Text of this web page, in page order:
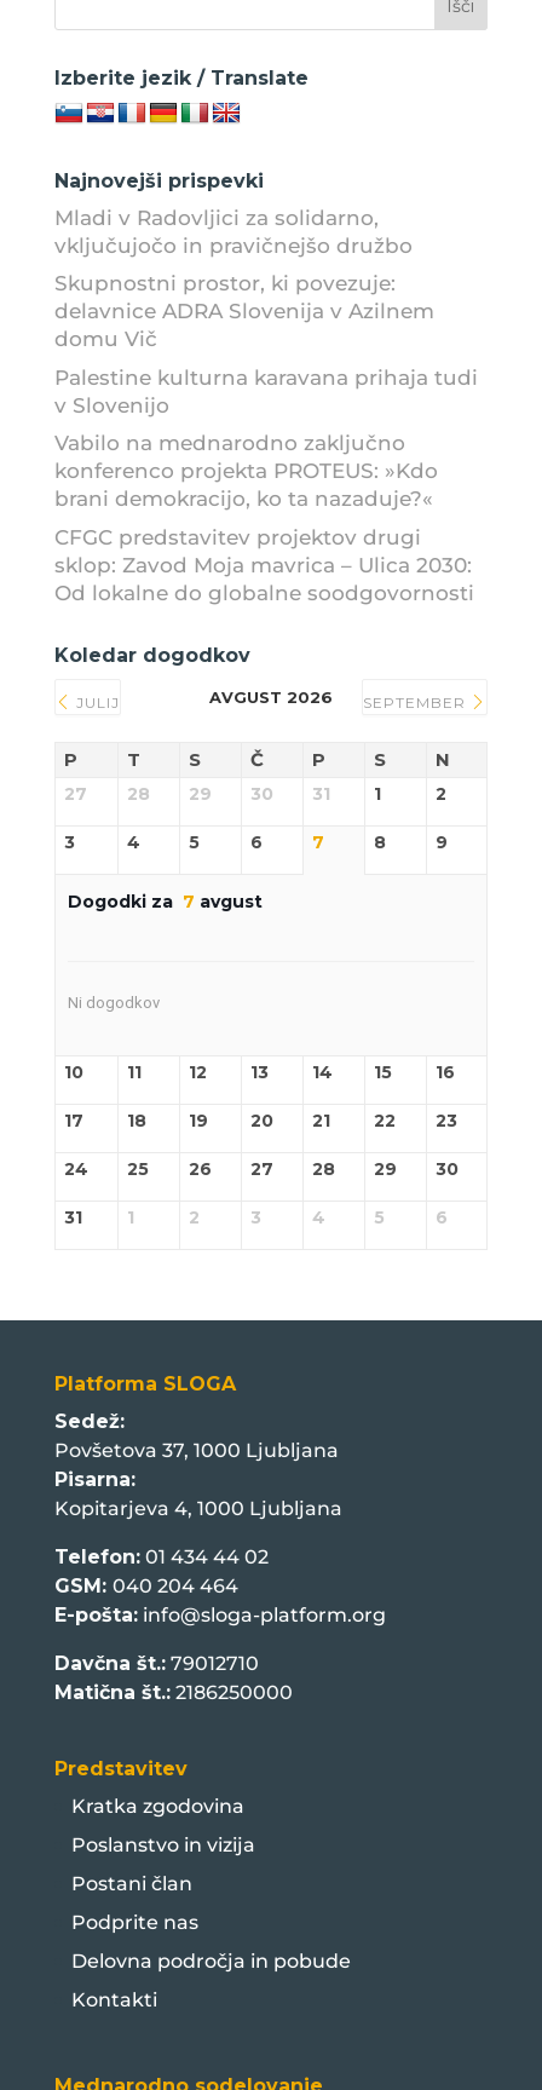
Izberite jezik / Translate
Najnovejši prispevki
Mladi v Radovljici za solidarno,
vključujočo in pravičnejšo družbo
Skupnostni prostor, ki povezuje:
delavnice ADRA Slovenija v Azilnem
domu Vič
Palestine kulturna karavana prihaja tudi
v Slovenijo
Vabilo na mednarodno zaključno
konferenco projekta PROTEUS: »Kdo
brani demokracijo, ko ta nazaduje?«
CFGC predstavitev projektov drugi
sklop: Zavod Moja mavrica – Ulica 2030:
Od lokalne do globalne soodgovornosti
Koledar dogodkov
JULIJ AVGUST 2026 SEPTEMBER
P T S Č P S N
27 28 29 30 31 1 2
3 4 5 6 7 8 9
Dogodki za 7 avgust
Ni dogodkov
10 11 12 13 14 15 16
17 18 19 20 21 22 23
24 25 26 27 28 29 30
31 1 2 3 4 5 6
Platforma SLOGA
Sedež:
Povšetova 37, 1000 Ljubljana
Pisarna:
Kopitarjeva 4, 1000 Ljubljana
Telefon:01 434 44 02
GSM: 040 204 464
E-pošta: info@sloga-platform.org
Davčna št.:79012710
Matična št.:2186250000
Predstavitev
Kratka zgodovina
Poslanstvo in vizija
Postani član
Podprite nas
Delovna področja in pobude
Kontakti